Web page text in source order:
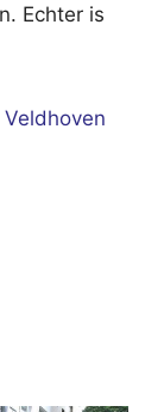
Echter is
Veldhoven